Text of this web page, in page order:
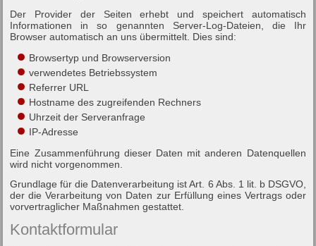
Der Provider der Seiten erhebt und speichert automatisch
Informationen in so genannten Server-Log-Dateien, die Ihr
Browser automatisch an uns übermittelt. Dies sind:
Browsertyp und Browserversion
verwendetes Betriebssystem
Referrer URL
Hostname des zugreifenden Rechners
Uhrzeit der Serveranfrage
IP-Adresse
Eine Zusammenführung dieser Daten mit anderen Datenquellen
wird nicht vorgenommen.
Grundlage für die Datenverarbeitung ist Art. 6 Abs. 1 lit. b DSGVO,
der die Verarbeitung von Daten zur Erfüllung eines Vertrags oder
vorvertraglicher Maßnahmen gestattet.
Kontaktformular